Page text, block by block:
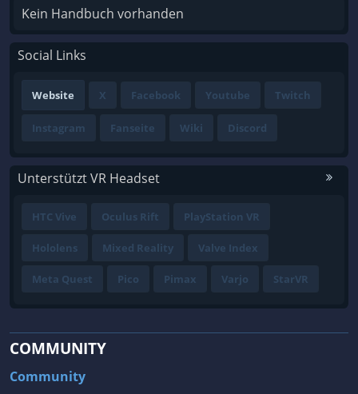
Kein Handbuch vorhanden
Social Links
Website X Facebook Youtube Twitch
Instagram Fanseite Wiki Discord
Unterstützt VR Headset
HTC Vive Oculus Rift PlayStation VR
Hololens Mixed Reality Valve Index
Meta Quest Pico Pimax Varjo StarVR
COMMUNITY
Community